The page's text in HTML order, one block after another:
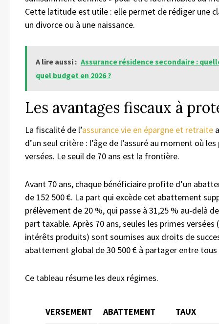
Cette latitude est utile : elle permet de rédiger une
un divorce ou à une naissance.
A lire aussi : Assurance résidence secondaire :
quel budget en 2026 ?
Les avantages fiscaux à
La fiscalité de l’assurance vie en épargne et retraite
d’un seul critère : l’âge de l’assuré au moment où
versées. Le seuil de 70 ans est la frontière.
Avant 70 ans, chaque bénéficiaire profite d’un
de 152 500 €. La part qui excède cet abattement
prélèvement de 20 %, qui passe à 31,25 % au-delà
part taxable. Après 70 ans, seules les primes versées
intérêts produits) sont soumises aux droits de
abattement global de 30 500 € à partager entre
Ce tableau résume les deux régimes.
VERSEMENT ABATTEMENT TAUX